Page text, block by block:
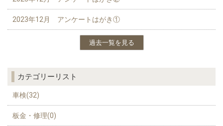
2023年12月 アンケートはがき①
過去一覧を見る
カテゴリーリスト
車検(32)
板金・修理(0)